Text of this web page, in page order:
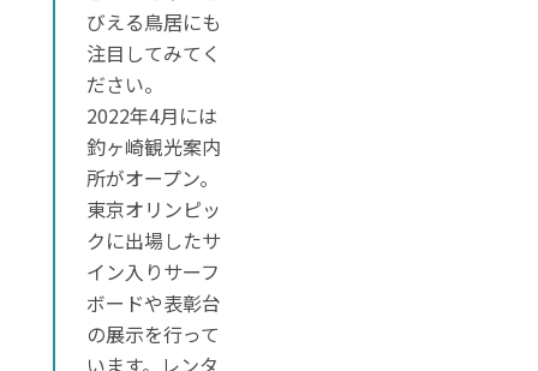
びえる鳥居にも
注目してみてく
ださい。
2022年4月には
釣ヶ崎観光案内
所がオープン。
東京オリンピッ
クに出場したサ
イン入りサーフ
ボードや表彰台
の展示を行って
います。レンタ